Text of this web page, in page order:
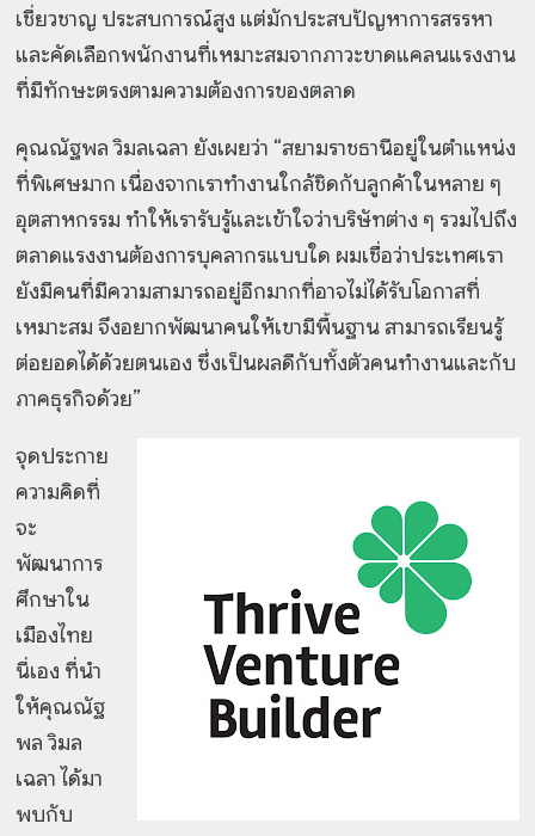
เชี่ยวชาญ ประสบการณ์สูง แต่มักประสบปัญหาการสรรหา
และคัดเลือกพนักงานที่เหมาะสมจากภาวะขาดแคลนแรงงาน
ที่มีทักษะตรงตามความต้องการของตลาด
คุณณัฐพล วิมลเฉลา ยังเผยว่า “สยามราชธานีอยู่ในตำแหน่ง
ที่พิเศษมาก เนื่องจากเราทำงานใกล้ชิดกับลูกค้าในหลาย ๆ
อุตสาหกรรม ทำให้เรารับรู้และเข้าใจว่าบริษัทต่าง ๆ รวมไปถึง
ตลาดแรงงานต้องการบุคลากรแบบใด ผมเชื่อว่าประเทศเรา
ยังมีคนที่มีความสามารถอยู่อีกมากที่อาจไม่ได้รับโอกาสที่
เหมาะสม จึงอยากพัฒนาคนให้เขามีพื้นฐาน สามารถเรียนรู้
ต่อยอดได้ด้วยตนเอง ซึ่งเป็นผลดีกับทั้งตัวคนทำงานและกับ
ภาคธุรกิจด้วย”
จุดประกาย
ความคิดที่
จะ
พัฒนาการ
ศึกษาใน
เมืองไทย
นี่เอง ที่นำ
ให้คุณณัฐ
พล วิมล
เฉลา ได้มา
พบกับ